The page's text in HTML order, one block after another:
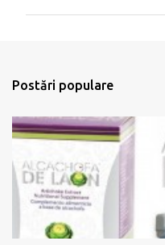
r
m
e
ț
u
n
c
Postări populare